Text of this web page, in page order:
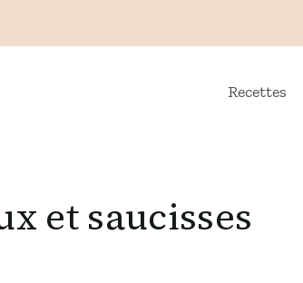
Recettes
et saucisses